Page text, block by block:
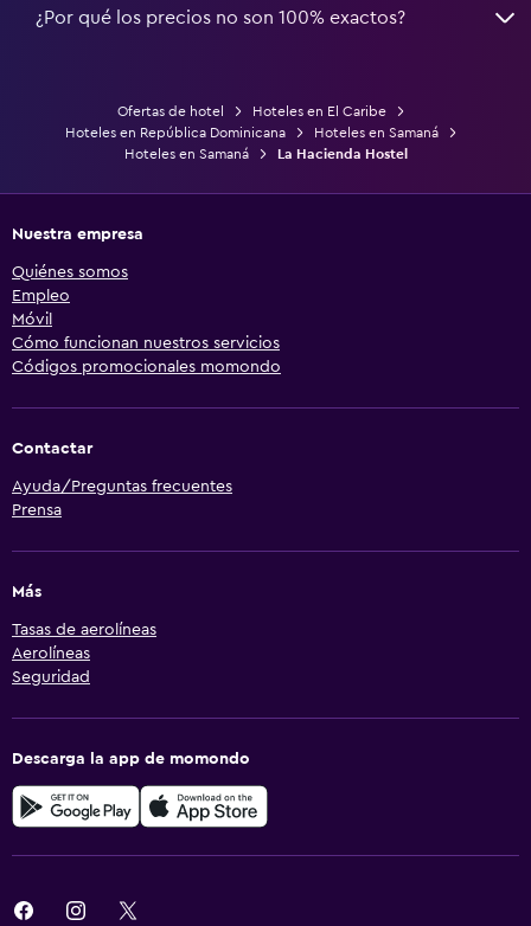
¿Por qué los precios no son 100% exactos?
Ofertas de hotel
Hoteles en El Caribe
Hoteles en República Dominicana
Hoteles en Samaná
Hoteles en Samaná
La Hacienda Hostel
Nuestra empresa
Quiénes somos
Empleo
Móvil
Cómo funcionan nuestros servicios
Códigos promocionales momondo
Contactar
Ayuda/Preguntas frecuentes
Prensa
Más
Tasas de aerolíneas
Aerolíneas
Seguridad
Descarga la app de momondo